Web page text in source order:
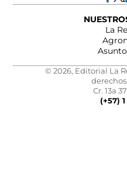
La
© 2026, Editorial La
Cr. 13a
(+57)